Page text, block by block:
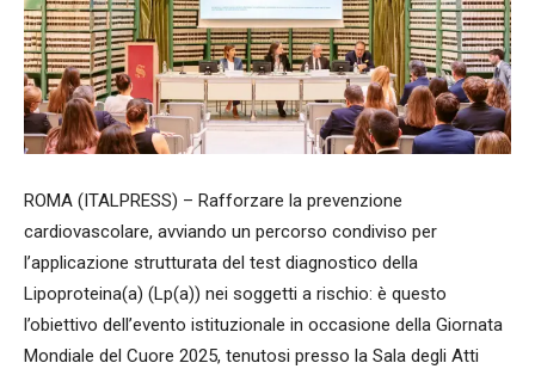
ROMA (ITALPRESS) – Rafforzare la prevenzione
cardiovascolare, avviando un percorso condiviso per
l’applicazione strutturata del test diagnostico della
Lipoproteina(a) (Lp(a)) nei soggetti a rischio: è questo
l’obiettivo dell’evento istituzionale in occasione della Giornata
Mondiale del Cuore 2025, tenutosi presso la Sala degli Atti